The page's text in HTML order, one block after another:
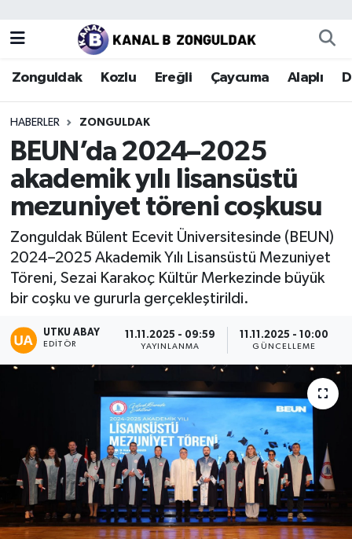
Zonguldak Kozlu Ereğli Çaycuma Alaplı
HABERLER ZONGULDAK
BEUN’da 2024–2025
akademik yılı lisansüstü
mezuniyet töreni coşkusu
Zonguldak Bülent Ecevit Üniversitesinde (BEUN)
2024–2025 Akademik Yılı Lisansüstü Mezuniyet
Töreni, Sezai Karakoç Kültür Merkezinde büyük
bir coşku ve gururla gerçekleştirildi.
UTKU ABAY
EDITÖR
11.11.2025 - 09:59
YAYINLANMA
11.11.2025 - 10:00
GÜNCELLEME
Zonguldak
Kozlu
Ereğli
Çaycuma
Alaplı
Devrek
Gökçebey
Bartın
Ulusal
Zonguldak Nöbetçi Eczaneler
Zonguldak Hava Durumu
Zonguldak Trafik Yoğunluk Haritası
Puan Durumu ve Fikstür
Tüm Manşetler
Son Dakika Haberleri
Haber Arşivi